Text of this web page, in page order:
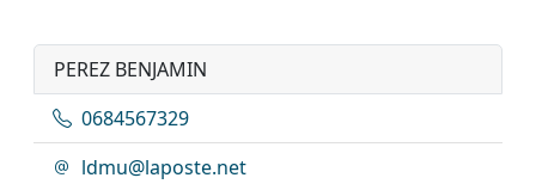
PEREZ BENJAMIN
0684567329
ldmu@laposte.net